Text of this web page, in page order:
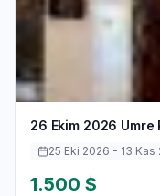
26 Ekim 2026 Umre
25 Eki 2026 - 13 Kas
1.500 $